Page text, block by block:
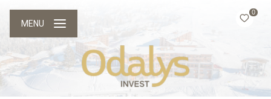
0
MENU